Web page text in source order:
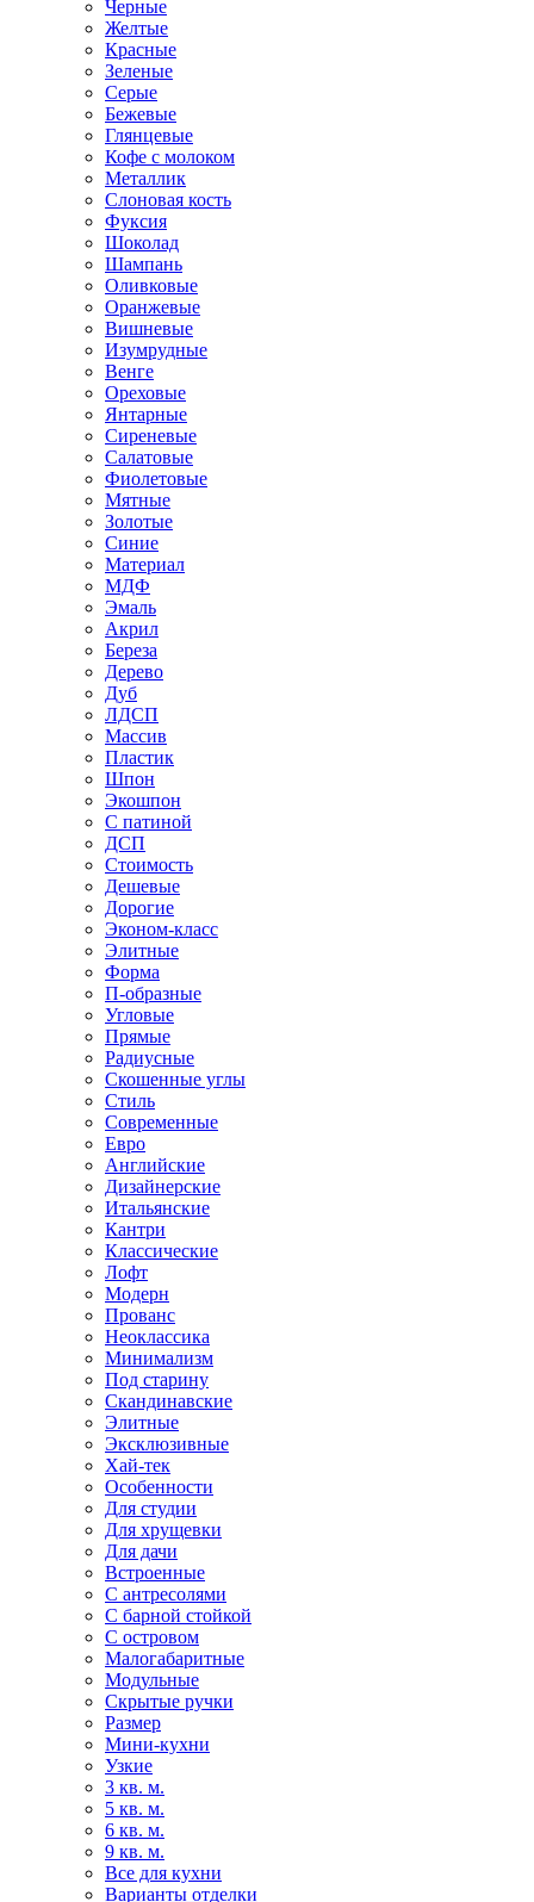
Черные
Желтые
Красные
Зеленые
Серые
Бежевые
Глянцевые
Кофе с молоком
Металлик
Слоновая кость
Фуксия
Шоколад
Шампань
Оливковые
Оранжевые
Вишневые
Изумрудные
Венге
Ореховые
Янтарные
Сиреневые
Салатовые
Фиолетовые
Мятные
Золотые
Синие
Материал
МДФ
Эмаль
Акрил
Береза
Дерево
Дуб
ЛДСП
Массив
Пластик
Шпон
Экошпон
С патиной
ДСП
Стоимость
Дешевые
Дорогие
Эконом-класс
Элитные
Форма
П-образные
Угловые
Прямые
Радиусные
Скошенные углы
Стиль
Современные
Евро
Английские
Дизайнерские
Итальянские
Кантри
Классические
Лофт
Модерн
Прованс
Неоклассика
Минимализм
Под старину
Скандинавские
Элитные
Эксклюзивные
Хай-тек
Особенности
Для студии
Для хрущевки
Для дачи
Встроенные
С антресолями
С барной стойкой
С островом
Малогабаритные
Модульные
Скрытые ручки
Размер
Мини-кухни
Узкие
3 кв. м.
5 кв. м.
6 кв. м.
9 кв. м.
Все для кухни
Варианты отделки